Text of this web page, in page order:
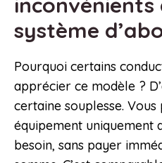
système
Pourquoi certains
apprécier ce modèle ?
certaine souplesse.
équipement uniquement
besoin, sans payer